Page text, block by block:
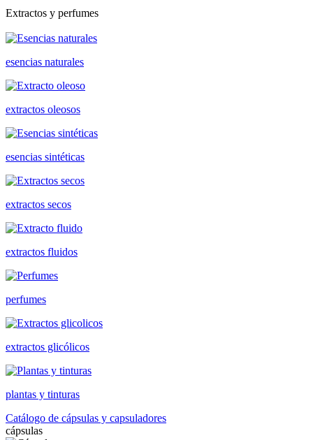
Extractos y perfumes
esencias naturales
extractos oleosos
esencias sintéticas
extractos secos
extractos fluidos
perfumes
extractos glicólicos
plantas y tinturas
Catálogo de cápsulas y capsuladores
cápsulas